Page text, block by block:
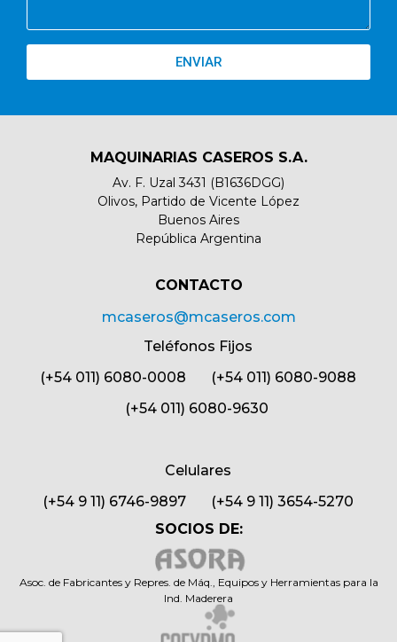
ENVIAR
MAQUINARIAS CASEROS S.A.
Av. F. Uzal 3431 (B1636DGG)
Olivos, Partido de Vicente López
Buenos Aires
República Argentina
CONTACTO​
mcaseros@mcaseros.com
Teléfonos Fijos
(+54 011) 6080-0008 (+54 011) 6080-9088
(+54 011) 6080-9630
Celulares
(+54 9 11) 6746-9897 (+54 9 11) 3654-5270
SOCIOS DE:
Asoc. de Fabricantes y Repres. de Máq., Equipos y Herramientas para la
Ind. Maderera